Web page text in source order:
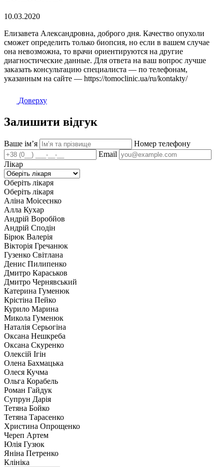
10.03.2020
Елизавета Александровна, доброго дня. Качество опухоли
сможет определить только биопсия, но если в вашем случае
она невозможна, то врачи ориентируются на другие
диагностические данные. Для ответа на ваш вопрос лучше
заказать консультацию специалиста — по телефонам,
указанным на сайте — https://tomoclinic.ua/ru/kontakty/
Доверху
Залишити відгук
Ваше імʼя
Номер телефону
Email
Лікар
Оберіть лікаря
Оберіть лікаря
Аліна Моісеєнко
Алла Кухар
Андрій Воробйов
Андрій Сподін
Бірюк Валерія
Вікторія Гречанюк
Гузенко Світлана
Денис Пилипенко
Дмитро Караськов
Дмитро Чернявський
Катерина Гуменюк
Крістіна Пейко
Курило Марина
Микола Гуменюк
Наталія Серьогіна
Оксана Нешкреба
Оксана Скуренко
Олексій Ігін
Олена Бахмацька
Олеся Кучма
Ольга Корабель
Роман Гайдук
Супрун Дарія
Тетяна Бойко
Тетяна Тарасенко
Христина Опрощенко
Череп Артем
Юлія Гузюк
Яніна Петренко
Клініка